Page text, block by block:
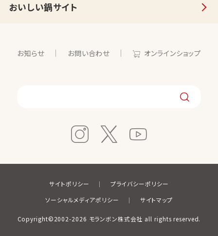
おいしい鍋サイト
お知らせ お問い合わせ オンラインショップ
Copyright©2002-2026 モランボン株式会社 all rights reserved.
サイトポリシー
プライバシーポリシー
ソーシャルメディアポリシー
サイトマップ